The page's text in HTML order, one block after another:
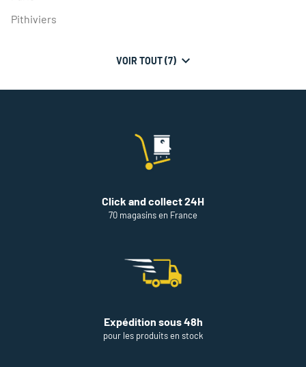
Pithiviers
VOIR TOUT (7)
DE
DE
THÉODORE
MAISON
PEINTURE
Click and collect 24H
70 magasins en France
Expédition sous 48h
pour les produits en stock